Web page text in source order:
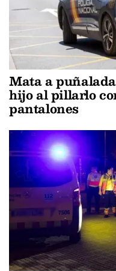
Mata a
hijo al pillarlo
pantalones